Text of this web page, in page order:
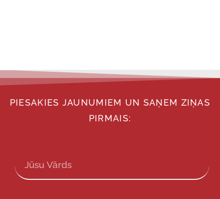
PIESAKIES JAUNUMIEM UN SAŅEM ZIŅAS
PIRMAIS: